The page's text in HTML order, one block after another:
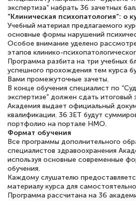
Елена Петрикс
Знаток города 5 уровня
11 марта 2026
Всем добрый день! Я
повышени каалификации
специальности «Тренер-
по тяжелой атлетике»!
подчеркуть, что при
оперативно связались со
специалисты, ответили на
интересующие вопросы и
двух…
экспертиза” набрать 36 зачетных
“Клиническая психопатология”: о
Учебный материал предлагаемого
основные формы нарушений
Особое внимание уделено
этапов клинико-
Программа разбита на три учебных
успешного прохождения тем курса
Вами промежуточные зачеты.
В конце обучения специалист по
экспертизе” должен сдать итоговый
Академия выдает официальный
квалификации. 36 ЗЕТ будут
портфолио на портале НМО.
Формат обучения
Все программы дополнительного
специалистов здравоохранения
используя основные современные
обучения.
Каждому слушателю
материалу курса для
Программа рассчитана на 36